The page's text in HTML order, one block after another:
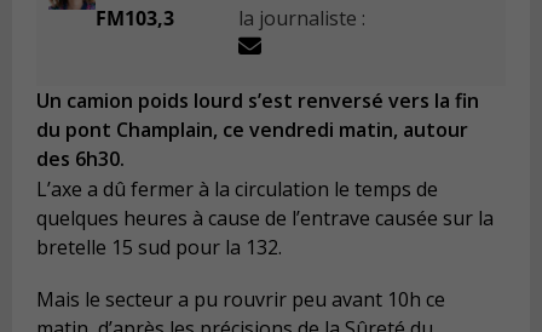
FM103,3
la journaliste :
Un camion poids lourd s’est renversé vers la fin
du pont Champlain, ce vendredi matin, autour
des 6h30.
L’axe a dû fermer à la circulation le temps de
quelques heures à cause de l’entrave causée sur la
bretelle 15 sud pour la 132.
Mais le secteur a pu rouvrir peu avant 10h ce